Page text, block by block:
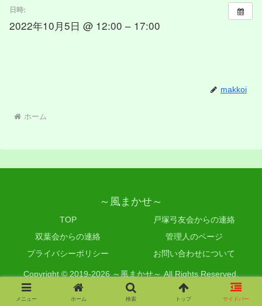
日時:
2022年10月5日 @ 12:00 – 17:00
makkoi
ホーム
～風まかせ～
TOP
戸塚弓友会からの連絡
双葉会からの連絡
管理人のページ
プライバシーポリシー
お問い合わせについて
Copyright © 2019-2026 ～風まかせ～ All Rights Reserved.
メニュー ホーム 検索 トップ サイドバー